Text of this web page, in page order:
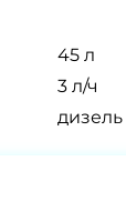
45 л
3 л/ч
дизель